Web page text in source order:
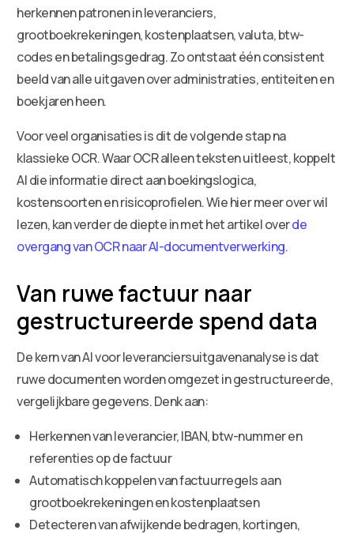
herkennen patronen in leveranciers,
grootboekrekeningen, kostenplaatsen, valuta, btw-
codes en betalingsgedrag. Zo ontstaat één consistent
beeld van alle uitgaven over administraties, entiteiten en
boekjaren heen.
Voor veel organisaties is dit de volgende stap na
klassieke OCR. Waar OCR alleen teksten uitleest, koppelt
AI die informatie direct aan boekingslogica,
kostensoorten en risicoprofielen. Wie hier meer over wil
lezen, kan verder de diepte in met het artikel overde
overgang van OCR naar AI-documentverwerking.
Van ruwe factuur naar
gestructureerde spend data
De kern van AI voor leveranciersuitgavenanalyse is dat
ruwe documenten worden omgezet in gestructureerde,
vergelijkbare gegevens. Denk aan:
Herkennen van leverancier, IBAN, btw-nummer en
referenties op de factuur
Automatisch koppelen van factuurregels aan
grootboekrekeningen en kostenplaatsen
Detecteren van afwijkende bedragen, kortingen,